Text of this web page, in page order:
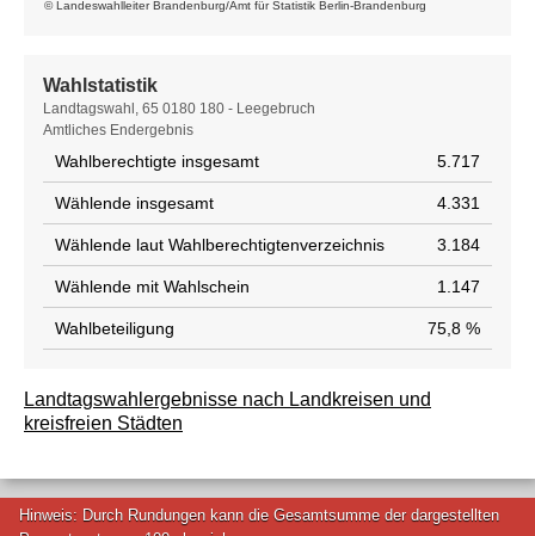
© Landeswahlleiter Brandenburg/Amt für Statistik Berlin-Brandenburg
Wahlstatistik
Wahlstatistik
Landtagswahl, 65 0180 180 - Leegebruch
Amtliches Endergebnis
Wahlberechtigte insgesamt 5.717
Wählende insgesamt 4.331
Wählende laut Wahlberechtigtenverzeichnis 3.184
Wählende mit Wahlschein 1.147
Wahlbeteiligung 75,8 %
Landtagswahlergebnisse nach Landkreisen und
kreisfreien Städten
Hinweis: Durch Rundungen kann die Gesamtsumme der dargestellten